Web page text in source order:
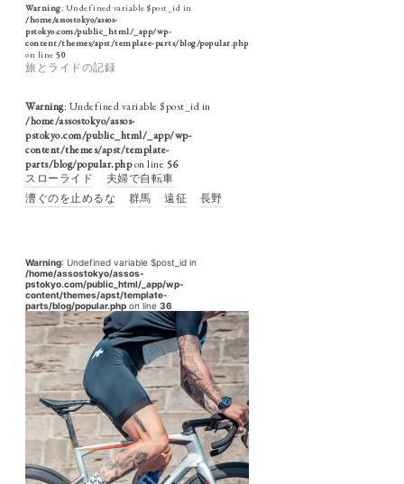
Warning: Undefined variable $post_id in
/home/assostokyo/assos-
pstokyo.com/public_html/_app/wp-
content/themes/apst/template-parts/blog/popular.php
on line 50
旅とライドの記録
Warning: Undefined variable $post_id in
/home/assostokyo/assos-
pstokyo.com/public_html/_app/wp-
content/themes/apst/template-
parts/blog/popular.phpon line 56
スローライド
夫婦で自転車
漕ぐのを止めるな
群馬 遠征 長野
Warning: Undefined variable $post_id in
/home/assostokyo/assos-
pstokyo.com/public_html/_app/wp-
content/themes/apst/template-
parts/blog/popular.php on line 36